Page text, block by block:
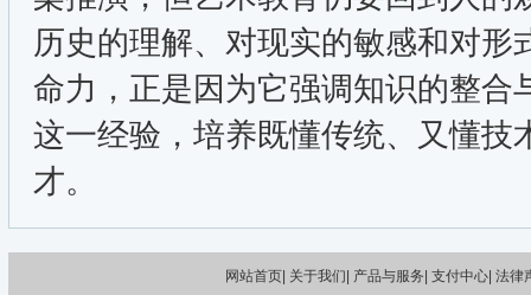
历史的理解、对现实的敏感和对
命力，正是因为它强调知识的整
这一经验，培养既懂传统、又懂
才。
网站首页| 关于我们 | 产品与服务| 支付中心| 法